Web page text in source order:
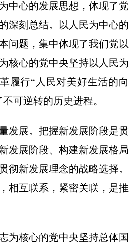
中心的发展思想，体现了党
深刻总结。以人民为中心的
问题，集中体现了我们党以
核心的党中央坚持以人民为
履行“人民对美好生活的向
可逆转的历史进程。
发展。把握新发展阶段是贯
发展阶段、构建新发展格局
彻新发展理念的战略选择。
相互联系，紧密关联，是推
为核心的党中央坚持总体国